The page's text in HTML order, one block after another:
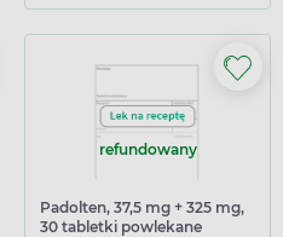
refundowany
Padolten, 37,5 mg + 325 mg,
30 tabletki powlekane